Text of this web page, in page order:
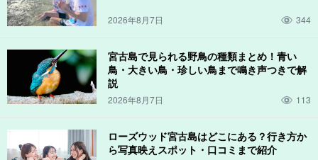
ガイドがしっかりサポート
ガイドは全員が水難救助員の資格
寧にレクチャーいたしますので小さなお子様から泳ぎの苦手な方
までご参加大歓迎です！
2026年8月7日 344
宮古島で見られる野鳥の種類まとめ！青い
鳥・大きい鳥・珍しい鳥まで鳴き声つきで解
説
2026年8月7日 113
ローズウッド宮古島はどこにある？行き方か
ら写真映えスポット・口コミまで紹介